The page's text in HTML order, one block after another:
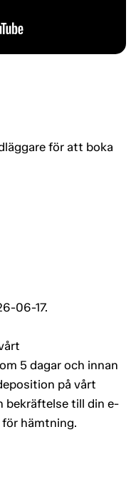
för att boka
06-17.
5 dagar och innan
på vårt
bekräftelse till din e-
hämtning.